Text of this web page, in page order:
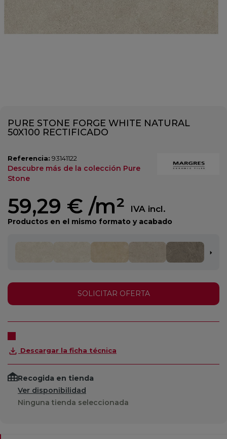
PURE STONE FORGE WHITE NATURAL
50X100 RECTIFICADO
Referencia: 93141122
Descubre más de la colección Pure
Stone
59,29 € /m² IVA incl.
Productos en el mismo formato y acabado
SOLICITAR OFERTA
Descargar la ficha técnica
Recogida en tienda
Ver disponibilidad
Ninguna tienda seleccionada